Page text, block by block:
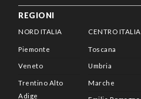
REGIONI
NORD ITALIA
Piemonte
Veneto
Trentino Alto
Adige
CENTRO ITALIA
Toscana
Umbria
Marche